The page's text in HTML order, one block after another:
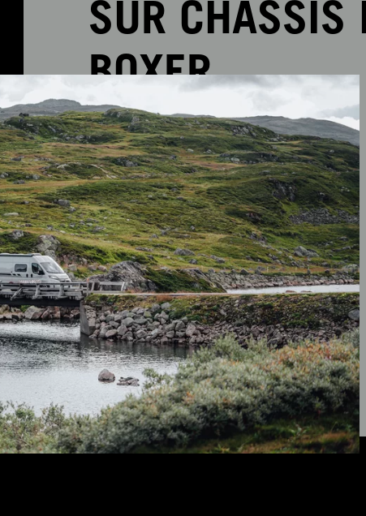
SUR CHÂSSIS
BOXER